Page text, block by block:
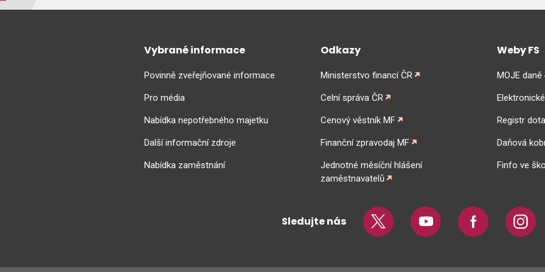
Vybrané informace
Povinně zveřejňované informace
Pro média
Nabídka nepotřebného majetku
Další informační zdroje
Nabídka zaměstnání
Odkazy
Ministerstvo financí ČR
Celní správa ČR
Cenový věstník MF
Finanční zpravodaj MF
Jednotné měsíční hlášení
zaměstnavatelů
Weby FS
MOJE daně
Registr
Daňová
Finfo ve
Sledujte nás Twitter Youtube Facebook